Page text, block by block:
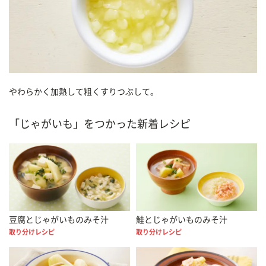
やわらかく加熱して粗くすりつぶして。
「じゃがいも」をつかった新着レシピ
豆腐とじゃがいものみそ汁
取り分けレシピ
鮭とじゃがいものみそ汁
取り分けレシピ